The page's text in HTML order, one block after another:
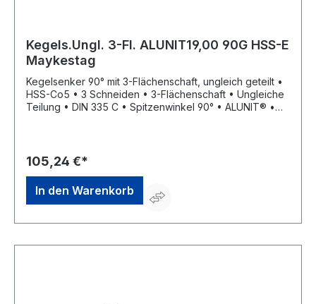
Kegels.Ungl. 3-Fl. ALUNIT19,00 90G HSS-E
Maykestag
Kegelsenker 90° mit 3-Flächenschaft, ungleich geteilt •
HSS-Co5 • 3 Schneiden • 3-Flächenschaft • Ungleiche
Teilung • DIN 335 C • Spitzenwinkel 90° • ALUNIT® •
Bohrungen aller Art • Sehr gute Schneideigenschaften
durch ungleich geteilte Schneiden, dadurch deutlich
geringere Oberflächenrauigkeiten
105,24 €*
In den Warenkorb